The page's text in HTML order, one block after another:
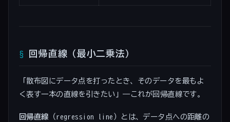
回帰直線（最小二乗法）
「散布図にデータ点を打ったとき、そのデータを最もよ
く表す一本の直線を引きたい」——これが回帰直線です。
回帰直線 （regression line）とは、データ点への距離の